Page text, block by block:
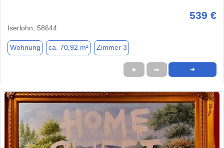
539 €
Iserlohn, 58644
Wohnung ca. 70,92 m² Zimmer 3
★ ➦ ➜